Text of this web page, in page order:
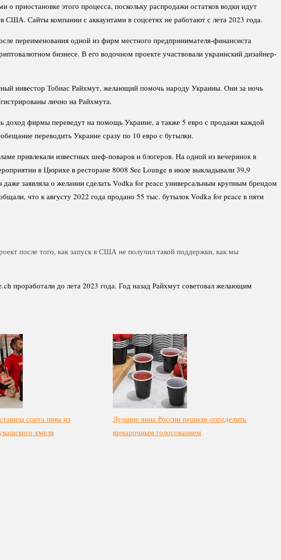
приостановке этого процесса, поскольку распродажи остатков водки идут
Сайты компании с аккаунтами в соцсетях не работают с лета 2023 года.
переименования одной из фирм местного предпринимателя-финансиста
бизнесе. В его водочном проекте участвовали украинский дизайнер-
инвестор Тобиас Райхмут, желающий помочь народу Украины. Они за ночь
лично на Райхмута.
доход фирмы переведут на помощь Украине, а также 5 евро с продажи каждой
переводить Украине сразу по 10 евро с бутылки.
привлекали известных шеф-поваров и блогеров. На одной из вечеринок в
в Цюрихе в ресторане 8008 See Lounge в июле выкладывали 39,9
заявляла о желании сделать Vodka for peace универсальным крупным брендом
что к августу 2022 года продано 55 тыс. бутылок Vodka for peace в пяти
после того, как запуск в США не получил такой поддержки, как мы
проработали до лета 2023 года. Год назад Райхмут советовал желающим
сорта пива из
хмеля
Лучшие вина России решили определить
ярмарочным голосованием